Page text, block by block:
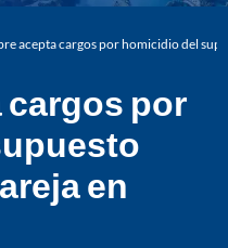
acepta cargos por homicidio del
cargos por
en